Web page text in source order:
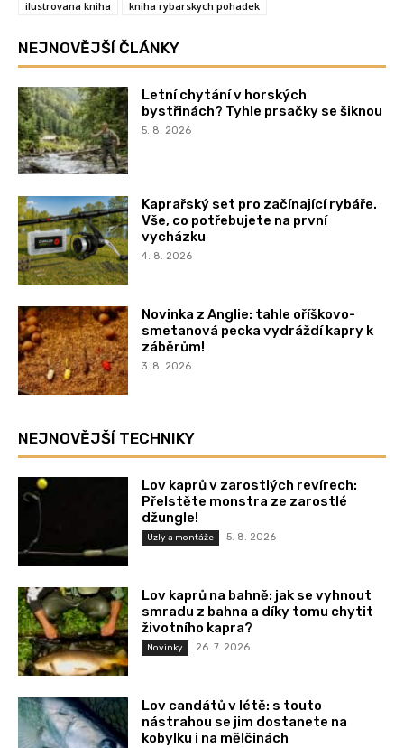
ilustrovana kniha kniha rybarskych pohadek
NEJNOVĚJŠÍ ČLÁNKY
Letní chytání v horských
bystřinách? Tyhle prsačky se šiknou
5. 8. 2026
Kaprařský set pro začínající rybáře.
Vše, co potřebujete na první
vycházku
4. 8. 2026
Novinka z Anglie: tahle oříškovo-
smetanová pecka vydráždí kapry k
záběrům!
3. 8. 2026
NEJNOVĚJŠÍ TECHNIKY
Lov kaprů v zarostlých revírech:
Přelstěte monstra ze zarostlé
džungle!
Uzly a montáže 5. 8. 2026
Lov kaprů na bahně: jak se vyhnout
smradu z bahna a díky tomu chytit
životního kapra?
Novinky 26. 7. 2026
Lov candátů v létě: s touto
nástrahou se jim dostanete na
kobylku i na mělčinách